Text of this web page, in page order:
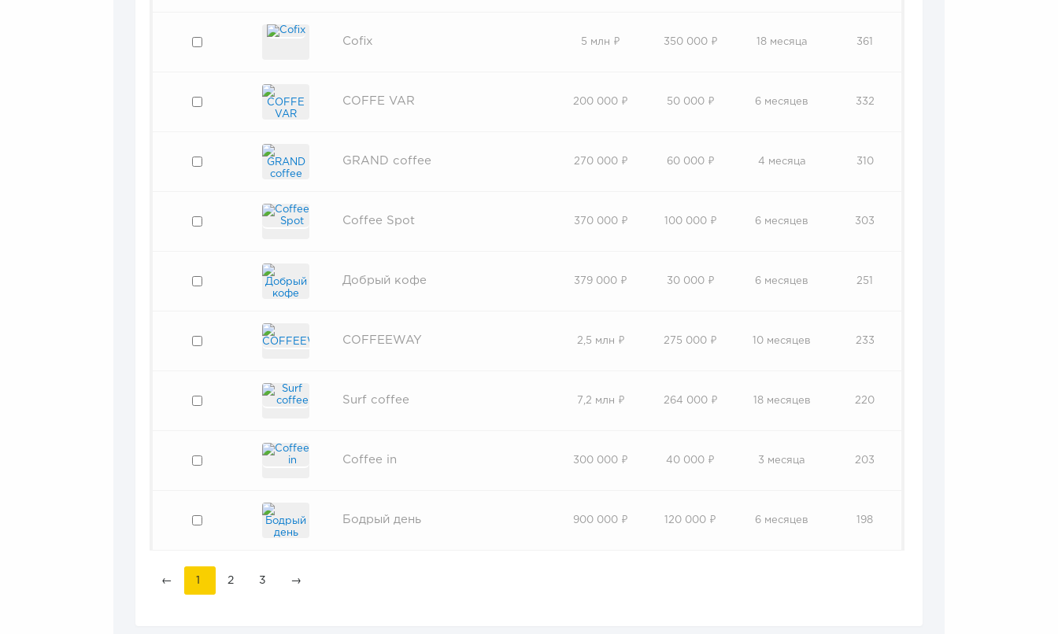
Cofix 5 млн ₽ 350 000 ₽ 18 месяца 361
COFFE VAR 200 000 ₽ 50 000 ₽ 6 месяцев 332
GRAND coffee 270 000 ₽ 60 000 ₽ 4 месяца 310
Coffee Spot 370 000 ₽ 100 000 ₽ 6 месяцев 303
Добрый кофе 379 000 ₽ 30 000 ₽ 6 месяцев 251
COFFEEWAY 2,5 млн ₽ 275 000 ₽ 10 месяцев 233
Surf coffee 7,2 млн ₽ 264 000 ₽ 18 месяцев 220
Coffee in 300 000 ₽ 40 000 ₽ 3 месяца 203
Бодрый день 900 000 ₽ 120 000 ₽ 6 месяцев 198
← 1 2 3 →